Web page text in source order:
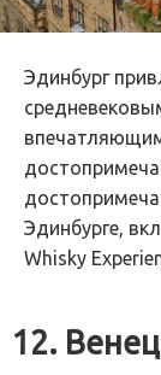
Эдинбург
Эдинбурге,
Whisky
12.